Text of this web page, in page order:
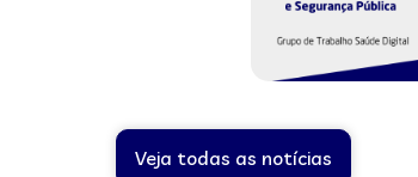
Veja todas as notícias